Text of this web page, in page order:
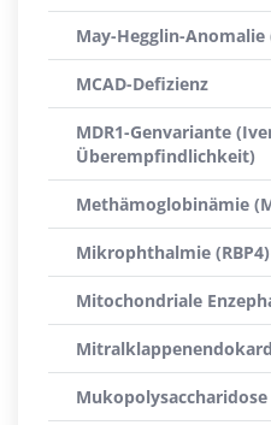
May-Hegglin-Anomalie
MCAD-Defizienz
MDR1-Genvariante
Überempfindlichkeit)
Methämoglobinämie
Mikrophthalmie (RBP4)
Mitochondriale
Mukopolysaccharidose